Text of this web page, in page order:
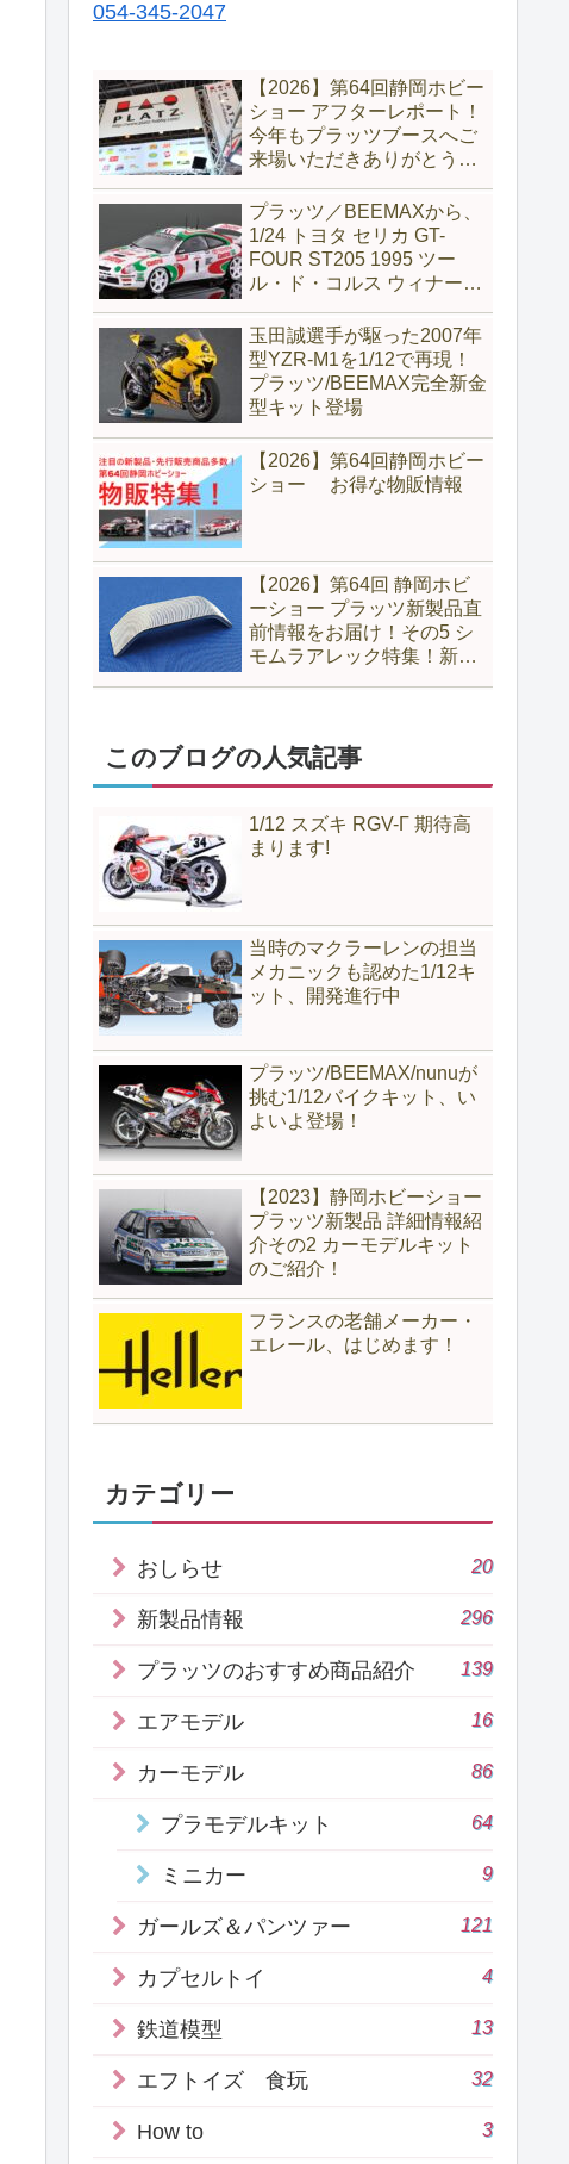
054-345-2047
【2026】第64回静岡ホビー
ショー アフターレポート！
今年もプラッツブースへご
来場いただきありがとうご
プラッツ／BEEMAXから、
1/24 トヨタ セリカ GT-
FOUR ST205 1995 ツー
ル・ド・コルス ウィナーが
玉田誠選手が駆った2007年
型YZR-M1を1/12で再現！
プラッツ/BEEMAX完全新金
型キット登場
【2026】第64回静岡ホビー
ショー お得な物販情報
【2026】第64回 静岡ホビ
ーショー プラッツ新製品直
前情報をお届け！その5 シ
モムラアレック特集！新製
このブログの人気記事
1/12 スズキ RGV-Γ 期待高
まります!
当時のマクラーレンの担当
メカニックも認めた1/12キ
ット、開発進行中
プラッツ/BEEMAX/nunuが
挑む1/12バイクキット、い
よいよ登場！
【2023】静岡ホビーショー
プラッツ新製品 詳細情報紹
介その2 カーモデルキット
のご紹介！
フランスの老舗メーカー・
エレール、はじめます！
カテゴリー
おしらせ 20
新製品情報 296
プラッツのおすすめ商品紹介 139
エアモデル 16
カーモデル 86
プラモデルキット 64
ミニカー 9
ガールズ＆パンツァー 121
カプセルトイ 4
鉄道模型 13
エフトイズ 食玩 32
How to 3